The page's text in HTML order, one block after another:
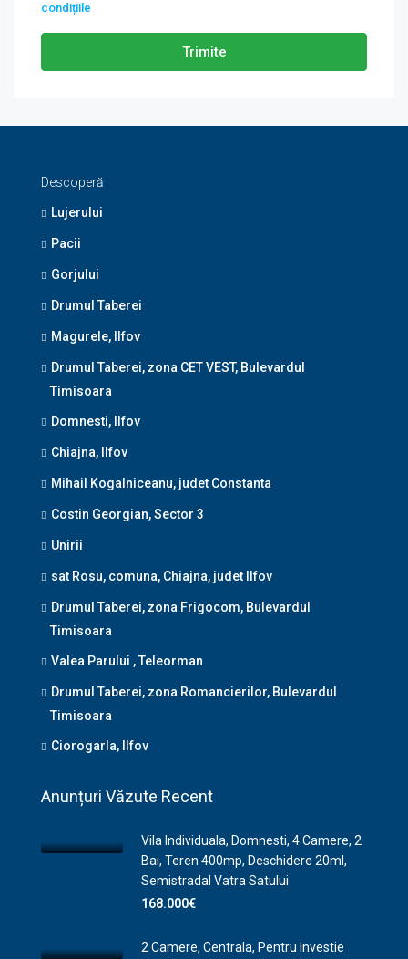
condițiile
Trimite
Descoperă
Lujerului
Pacii
Gorjului
Drumul Taberei
Magurele, Ilfov
Drumul Taberei, zona CET VEST, Bulevardul
Timisoara
Domnesti, Ilfov
Chiajna, Ilfov
Mihail Kogalniceanu, judet Constanta
Costin Georgian, Sector 3
Unirii
sat Rosu, comuna, Chiajna, judet Ilfov
Drumul Taberei, zona Frigocom, Bulevardul
Timisoara
Valea Parului , Teleorman
Drumul Taberei, zona Romancierilor, Bulevardul
Timisoara
Ciorogarla, Ilfov
Anunțuri Văzute Recent
Vila Individuala, Domnesti, 4 Camere, 2
Bai, Teren 400mp, Deschidere 20ml,
Semistradal Vatra Satului
168.000€
2 Camere, Centrala, Pentru Investie